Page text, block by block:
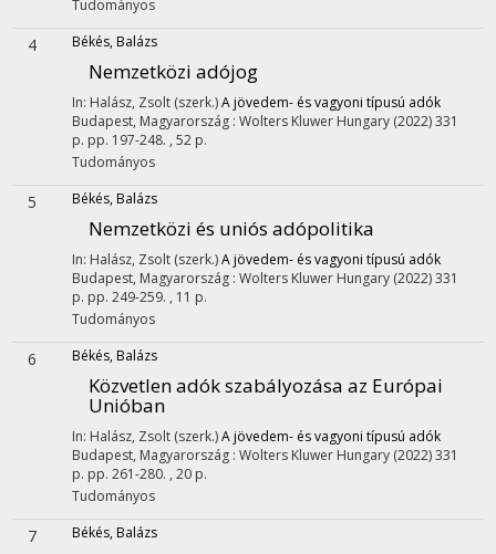
Tudományos
4 Békés, Balázs
Nemzetközi adójog
In: Halász, Zsolt (szerk.)A jövedem- és vagyoni típusú adók
Budapest, Magyarország : Wolters Kluwer Hungary (2022)331
p. pp. 197-248. , 52 p.
Tudományos
5 Békés, Balázs
Nemzetközi és uniós adópolitika
In: Halász, Zsolt (szerk.)A jövedem- és vagyoni típusú adók
Budapest, Magyarország : Wolters Kluwer Hungary (2022)331
p. pp. 249-259. , 11 p.
Tudományos
6 Békés, Balázs
Közvetlen adók szabályozása az Európai
Unióban
In: Halász, Zsolt (szerk.)A jövedem- és vagyoni típusú adók
Budapest, Magyarország : Wolters Kluwer Hungary (2022)331
p. pp. 261-280. , 20 p.
Tudományos
7 Békés, Balázs